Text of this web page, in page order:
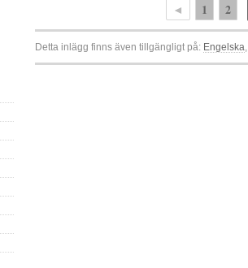
◄ 1 2
Detta inlägg finns även tillgängligt på: Engelska